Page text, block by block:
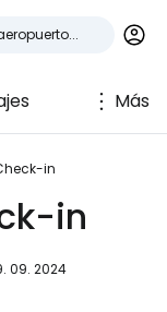
Más
in
in
09. 2024